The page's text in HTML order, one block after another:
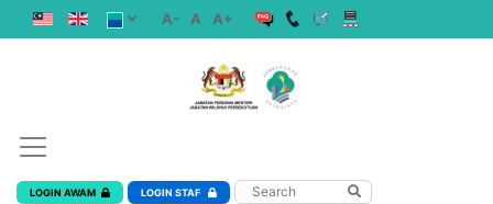
A- A A+
LOGIN AWAM LOGIN STAF